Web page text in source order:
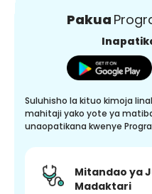
Pakua
Suluhisho la kituo kimoja
mahitaji yako yote ya
unaopatikana kwenye
Mitandao ya
Madaktari